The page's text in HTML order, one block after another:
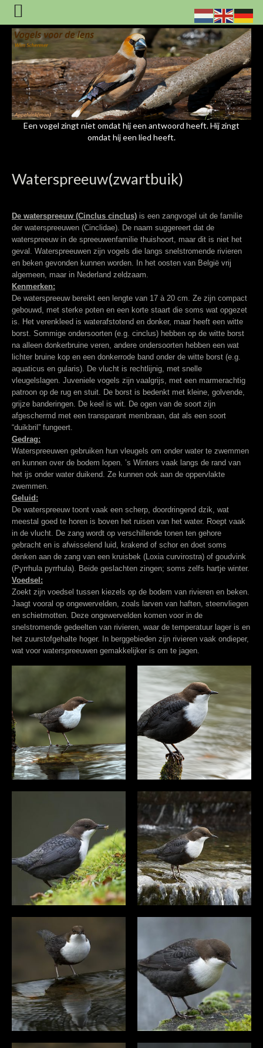
Een vogel zingt niet omdat hij een antwoord heeft. Hij zingt
omdat hij een lied heeft.
Waterspreeuw(zwartbuik)
De waterspreeuw (Cinclus cinclus) is een zangvogel uit de familie
der waterspreeuwen (Cinclidae). De naam suggereert dat de
waterspreeuw in de spreeuwenfamilie thuishoort, maar dit is niet het
geval. Waterspreeuwen zijn vogels die langs snelstromende rivieren
en beken gevonden kunnen worden. In het oosten van België vrij
algemeen, maar in Nederland zeldzaam.
Kenmerken:
De waterspreeuw bereikt een lengte van 17 à 20 cm. Ze zijn compact
gebouwd, met sterke poten en een korte staart die soms wat opgezet
is. Het verenkleed is waterafstotend en donker, maar heeft een witte
borst. Sommige ondersoorten (e.g. cinclus) hebben op de witte borst
na alleen donkerbruine veren, andere ondersoorten hebben een wat
lichter bruine kop en een donkerrode band onder de witte borst (e.g.
aquaticus en gularis). De vlucht is rechtlijnig, met snelle
vleugelslagen. Juveniele vogels zijn vaalgrijs, met een marmerachtig
patroon op de rug en stuit. De borst is bedenkt met kleine, golvende,
grijze banderingen. De keel is wit. De ogen van de soort zijn
afgeschermd met een transparant membraan, dat als een soort
“duikbril” fungeert.
Gedrag:
Waterspreeuwen gebruiken hun vleugels om onder water te zwemmen
en kunnen over de bodem lopen. ’s Winters vaak langs de rand van
het ijs onder water duikend. Ze kunnen ook aan de oppervlakte
zwemmen.
Geluid:
De waterspreeuw toont vaak een scherp, doordringend dzik, wat
meestal goed te horen is boven het ruisen van het water. Roept vaak
in de vlucht. De zang wordt op verschillende tonen ten gehore
gebracht en is afwisselend luid, krakend of schor en doet soms
denken aan de zang van een kruisbek (Loxia curvirostra) of goudvink
(Pyrrhula pyrrhula). Beide geslachten zingen; soms zelfs hartje winter.
Voedsel:
Zoekt zijn voedsel tussen kiezels op de bodem van rivieren en beken.
Jaagt vooral op ongewervelden, zoals larven van haften, steenvliegen
en schietmotten. Deze ongewervelden komen voor in de
snelstromende gedeelten van rivieren, waar de temperatuur lager is en
het zuurstofgehalte hoger. In berggebieden zijn rivieren vaak ondieper,
wat voor waterspreeuwen gemakkelijker is om te jagen.